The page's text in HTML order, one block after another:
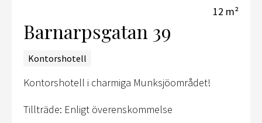
12 m²
Barnarpsgatan 39
Kontorshotell
Kontorshotell i charmiga Munksjöområdet!
Tillträde: Enligt överenskommelse